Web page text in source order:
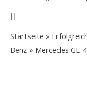
Startseite »
Benz » Mercedes GL-